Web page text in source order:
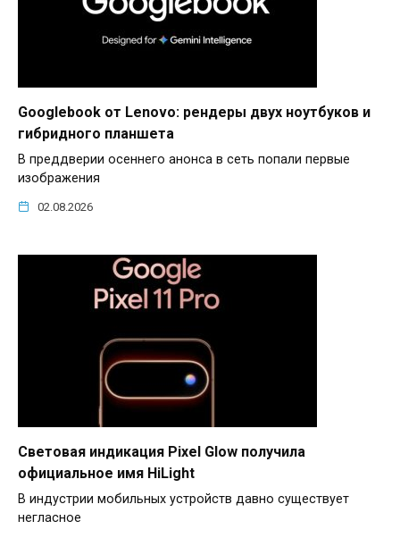
Googlebook от Lenovo: рендеры двух ноутбуков и
гибридного планшета
В преддверии осеннего анонса в сеть попали первые
изображения
02.08.2026
Световая индикация Pixel Glow получила
официальное имя HiLight
В индустрии мобильных устройств давно существует
негласное